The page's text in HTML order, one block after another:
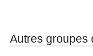
Autres groupes